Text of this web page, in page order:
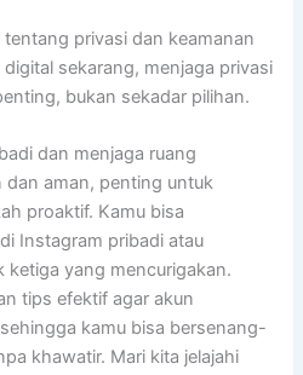
privasi dan keamanan
sekarang, menjaga privasi
bukan sekadar pilihan.
dan menjaga ruang
dan aman, penting untuk
proaktif. Kamu bisa
Instagram pribadi atau
ketiga yang mencurigakan.
tips efektif agar akun
kamu bisa bersenang-
khawatir. Mari kita jelajahi